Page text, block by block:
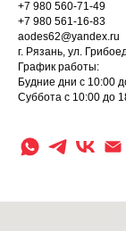
+7 980 560-71-49
+7 980 561-16-83
aodes62@yandex.ru
г. Рязань, ул.
График работы:
Будние дни с 10:00
Суббота с 10:00 до